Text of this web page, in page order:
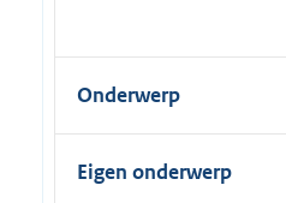
Onderwerp
Eigen onderwerp